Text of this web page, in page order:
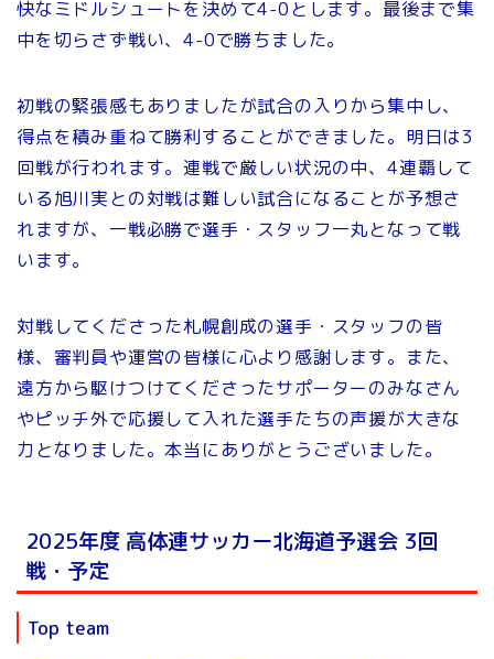
快なミドルシュートを決めて4-0とします。最後まで集
中を切らさず戦い、4-0で勝ちました。
初戦の緊張感もありましたが試合の入りから集中し、
得点を積み重ねて勝利することができました。明日は3
回戦が行われます。連戦で厳しい状況の中、4連覇して
いる旭川実との対戦は難しい試合になることが予想さ
れますが、一戦必勝で選手・スタッフ一丸となって戦
います。
対戦してくださった札幌創成の選手・スタッフの皆
様、審判員や運営の皆様に心より感謝します。また、
遠方から駆けつけてくださったサポーターのみなさん
やピッチ外で応援して入れた選手たちの声援が大きな
力となりました。本当にありがとうございました。
2025年度 高体連サッカー北海道予選会 3回
戦・予定
Top team